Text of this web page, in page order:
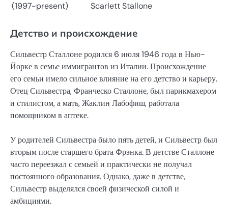
(1997-present)
Scarlett Stallone
Детство и происхождение
Сильвестр Сталлоне родился 6 июля 1946 года в Нью-
Йорке в семье иммигрантов из Италии. Происхождение
его семьи имело сильное влияние на его детство и карьеру.
Отец Сильвестра, Франческо Сталлоне, был парикмахером
и стилистом, а мать, Жаклин Лабофиш, работала
помощником в аптеке.
У родителей Сильвестра было пять детей, и Сильвестр был
вторым после старшего брата Фрэнка. В детстве Сталлоне
часто переезжал с семьей и практически не получал
постоянного образования. Однако, даже в детстве,
Сильвестр выделялся своей физической силой и
амбициями.